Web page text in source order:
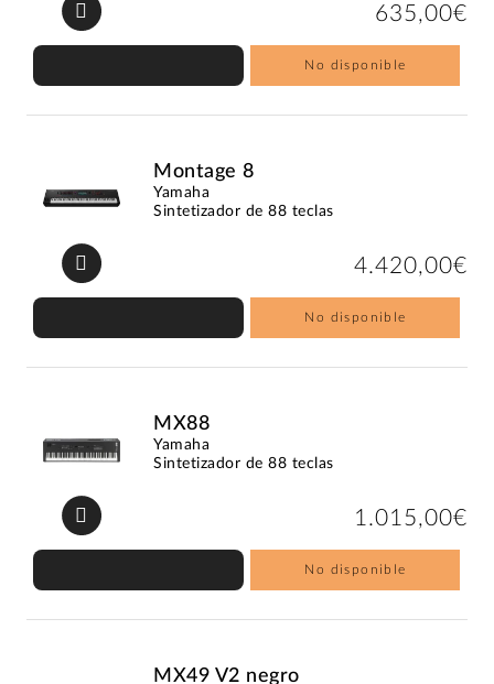
635,00€
No disponible
Montage 8
Yamaha
Sintetizador de 88 teclas
4.420,00€
No disponible
MX88
Yamaha
Sintetizador de 88 teclas
1.015,00€
No disponible
MX49 V2 negro